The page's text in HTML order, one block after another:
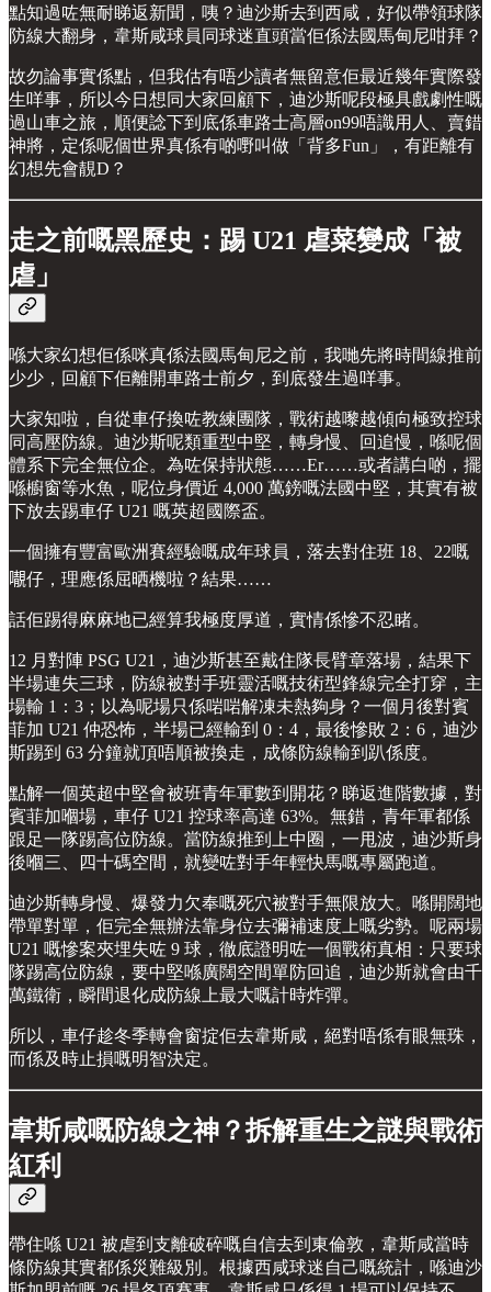
點知過咗無耐睇返新聞，咦？迪沙斯去到西咸，好似帶領球隊
防線大翻身，韋斯咸球員同球迷直頭當佢係法國馬甸尼咁拜？
故勿論事實係點，但我估有唔少讀者無留意佢最近幾年實際發
生咩事，所以今日想同大家回顧下，迪沙斯呢段極具戲劇性嘅
過山車之旅，順便諗下到底係車路士高層on99唔識用人、賣錯
神將，定係呢個世界真係有啲嘢叫做「背多Fun」，有距離有
幻想先會靚D？
走之前嘅黑歷史：踢 U21 虐菜變成「被
虐」
喺大家幻想佢係咪真係法國馬甸尼之前，我哋先將時間線推前
少少，回顧下佢離開車路士前夕，到底發生過咩事。
大家知啦，自從車仔換咗教練團隊，戰術越嚟越傾向極致控球
同高壓防線。迪沙斯呢類重型中堅，轉身慢、回追慢，喺呢個
體系下完全無位企。為咗保持狀態……Er……或者講白啲，擺
喺櫥窗等水魚，呢位身價近 4,000 萬鎊嘅法國中堅，其實有被
下放去踢車仔 U21 嘅英超國際盃。
一個擁有豐富歐洲賽經驗嘅成年球員，落去對住班 18、22嘅
𡃁仔，理應係屈晒機啦？結果……
話佢踢得麻麻地已經算我極度厚道，實情係慘不忍睹。
12 月對陣 PSG U21，迪沙斯甚至戴住隊長臂章落場，結果下
半場連失三球，防線被對手班靈活嘅技術型鋒線完全打穿，主
場輸 1：3；以為呢場只係啱啱解凍未熱夠身？一個月後對賓
菲加 U21 仲恐怖，半場已經輸到 0：4，最後慘敗 2：6，迪沙
斯踢到 63 分鐘就頂唔順被換走，成條防線輸到趴係度。
點解一個英超中堅會被班青年軍數到開花？睇返進階數據，對
賓菲加嗰場，車仔 U21 控球率高達 63%。無錯，青年軍都係
跟足一隊踢高位防線。當防線推到上中圈，一甩波，迪沙斯身
後嗰三、四十碼空間，就變咗對手年輕快馬嘅專屬跑道。
迪沙斯轉身慢、爆發力欠奉嘅死穴被對手無限放大。喺開闊地
帶單對單，佢完全無辦法靠身位去彌補速度上嘅劣勢。呢兩場
U21 嘅慘案夾埋失咗 9 球，徹底證明咗一個戰術真相：只要球
隊踢高位防線，要中堅喺廣闊空間單防回追，迪沙斯就會由千
萬鐵衛，瞬間退化成防線上最大嘅計時炸彈。
所以，車仔趁冬季轉會窗掟佢去韋斯咸，絕對唔係有眼無珠，
而係及時止損嘅明智決定。
韋斯咸嘅防線之神？拆解重生之謎與戰術
紅利
帶住喺 U21 被虐到支離破碎嘅自信去到東倫敦，韋斯咸當時
條防線其實都係災難級別。根據西咸球迷自己嘅統計，喺迪沙